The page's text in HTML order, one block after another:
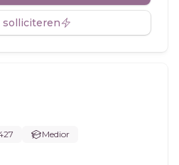
solliciteren
Medior